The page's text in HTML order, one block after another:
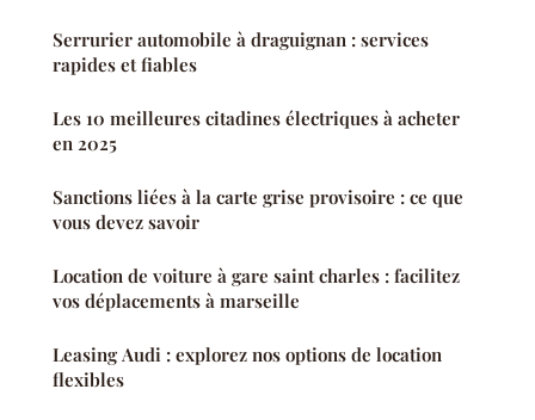
Serrurier automobile à draguignan : services
rapides et fiables
Les 10 meilleures citadines électriques à acheter
en 2025
Sanctions liées à la carte grise provisoire : ce que
vous devez savoir
Location de voiture à gare saint charles : facilitez
vos déplacements à marseille
Leasing Audi : explorez nos options de location
flexibles